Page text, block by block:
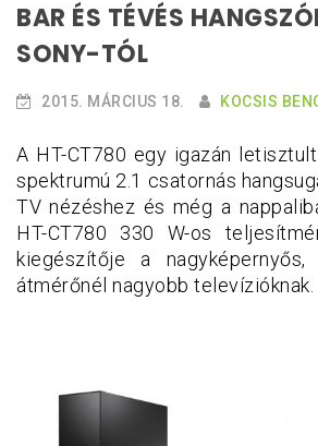
BAR ÉS TÉVÉS
SONY-TÓL
2015. MÁRCIUS 18. KOCSIS
A HT-CT780 egy igazán
spektrumú 2.1 csatornás
TV nézéshez és még a
HT-CT780 330 W-os
kiegészítője a
átmérőnél nagyobb televízióknak.